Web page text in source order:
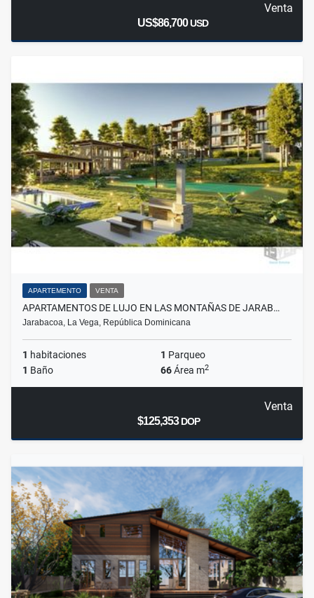
Venta
US$86,700USD
APARTEMENTO VENTA
APARTAMENTOS DE LUJO EN LAS MONTAÑAS DE JARAB…
Jarabacoa, La Vega, República Dominicana
1 habitaciones 1 Parqueo
1 Baño 66Área m2
Venta
$125,353DOP